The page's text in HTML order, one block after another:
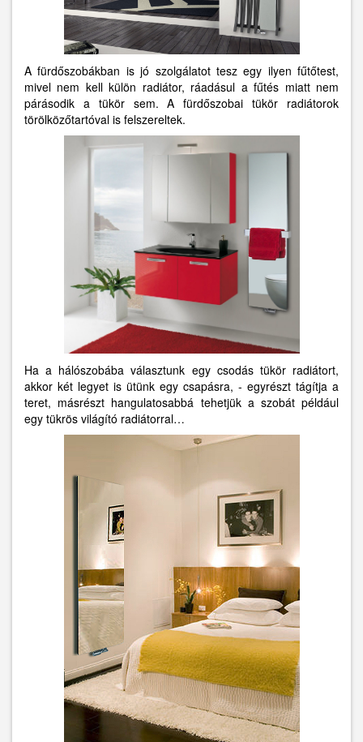
A fürdőszobákban is jó szolgálatot tesz egy ilyen fűtőtest,
mivel nem kell külön radiátor, ráadásul a fűtés miatt nem
párásodik a tükör sem. A fürdőszobai tükör radiátorok
törölközőtartóval is felszereltek.
Ha a hálószobába választunk egy csodás tükör radiátort,
akkor két legyet is ütünk egy csapásra, - egyrészt tágítja a
teret, másrészt hangulatosabbá tehetjük a szobát például
egy tükrös világító radiátorral…